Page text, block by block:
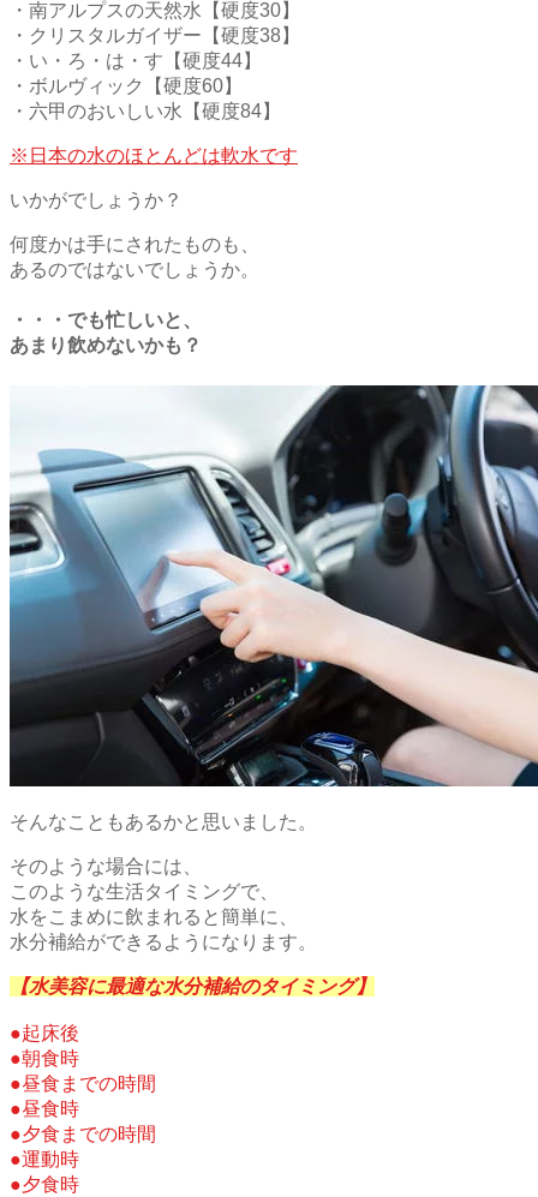
・南アルプスの天然水【硬度30】
・クリスタルガイザー【硬度38】
・い・ろ・は・す【硬度44】
・ボルヴィック【硬度60】
・六甲のおいしい水【硬度84】
※日本の水のほとんどは軟水です
いかがでしょうか？
何度かは手にされたものも、
あるのではないでしょうか。
・・・でも忙しいと、
あまり飲めないかも？
そんなこともあるかと思いました。
そのような場合には、
このような生活タイミングで、
水をこまめに飲まれると簡単に、
水分補給ができるようになります。
【水美容に最適な水分補給のタイミング】
●起床後
●朝食時
●昼食までの時間
●昼食時
●夕食までの時間
●運動時
●夕食時